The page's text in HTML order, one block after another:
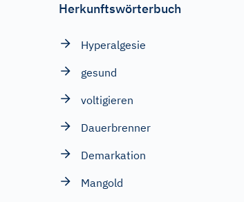
Herkunftswörterbuch
Hyperalgesie
gesund
voltigieren
Dauerbrenner
Demarkation
Mangold